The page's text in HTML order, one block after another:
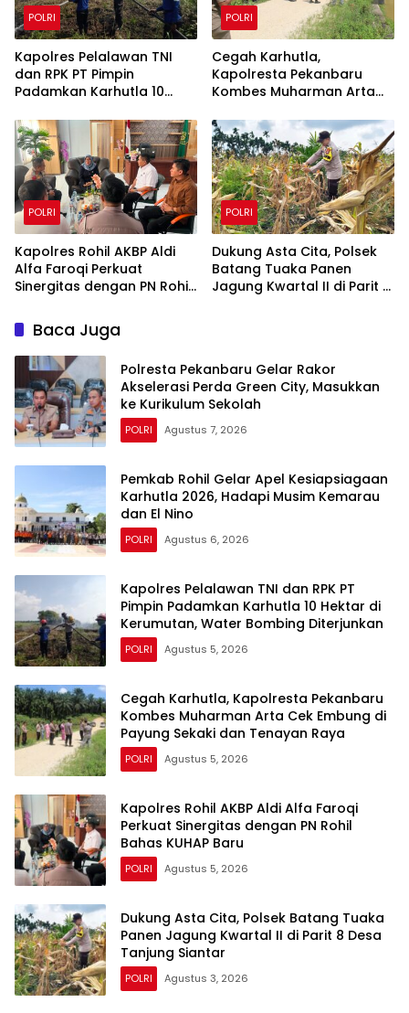
POLRI
Kapolres Pelalawan TNI
dan RPK PT Pimpin
Padamkan Karhutla 10
Water Bombing Diterjunkan
POLRI
Cegah Karhutla,
Kapolresta Pekanbaru
Kombes Muharman Arta
Sekaki dan Tenayan Raya
POLRI
Kapolres Rohil AKBP Aldi
Alfa Faroqi Perkuat
Sinergitas dengan PN Rohil
POLRI
Dukung Asta Cita, Polsek
Batang Tuaka Panen
Jagung Kwartal II di Parit 8
Baca Juga
Polresta Pekanbaru Gelar Rakor
Akselerasi Perda Green City, Masukkan
ke Kurikulum Sekolah
POLRI Agustus 7, 2026
Pemkab Rohil Gelar Apel Kesiapsiagaan
Karhutla 2026, Hadapi Musim Kemarau
dan El Nino
POLRI Agustus 6, 2026
Kapolres Pelalawan TNI dan RPK PT
Pimpin Padamkan Karhutla 10 Hektar di
Kerumutan, Water Bombing Diterjunkan
POLRI Agustus 5, 2026
Cegah Karhutla, Kapolresta Pekanbaru
Kombes Muharman Arta Cek Embung di
Payung Sekaki dan Tenayan Raya
POLRI Agustus 5, 2026
Kapolres Rohil AKBP Aldi Alfa Faroqi
Perkuat Sinergitas dengan PN Rohil
Bahas KUHAP Baru
POLRI Agustus 5, 2026
Dukung Asta Cita, Polsek Batang Tuaka
Panen Jagung Kwartal II di Parit 8 Desa
Tanjung Siantar
POLRI Agustus 3, 2026